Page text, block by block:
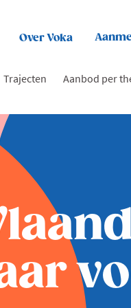
Over Voka
Trajecten Aanbod per